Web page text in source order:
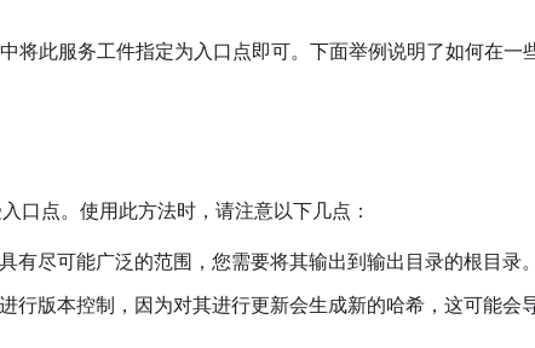
将此服务工件指定为入口点即可。下面举例说明了如何在一
口点。使用此方法时，请注意以下几点：
有尽可能广泛的范围，您需要将其输出到输出目录的根目录。
行版本控制，因为对其进行更新会生成新的哈希，这可能会